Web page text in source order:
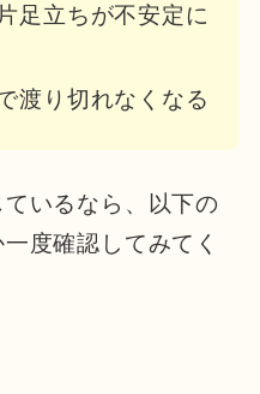
足立ちが不安定に
渡り切れなくなる
いるなら、以下の
度確認してみてく